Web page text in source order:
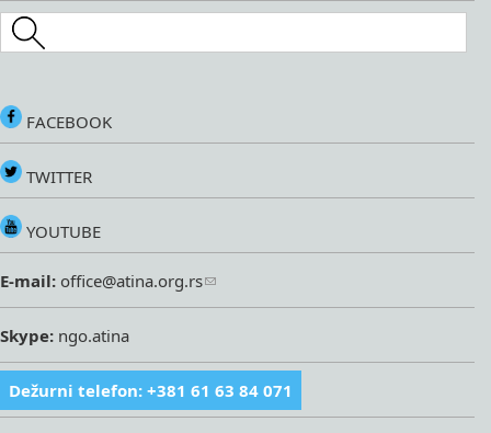
Search this site
FACEBOOK
TWITTER
YOUTUBE
E-mail: office@atina.org.rs
Skype: ngo.atina
Dežurni telefon: +381 61 63 84 071